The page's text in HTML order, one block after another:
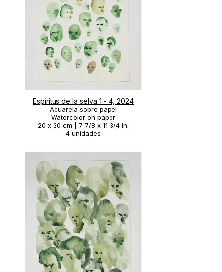
Espíritus de la selva 1 - 4, 2024
Acuarela sobre papel
Watercolor on paper
20 x 30 cm | 7 7/8 x 11 3/4 in.
4 unidades